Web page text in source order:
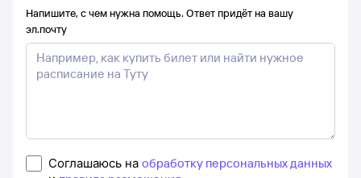
Напишите, с чем нужна помощь. Ответ придёт на вашу
эл.почту
Соглашаюсь на обработку персональных данных